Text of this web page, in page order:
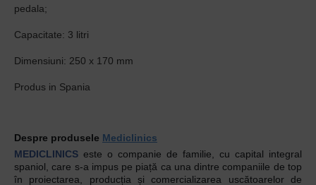
pedala;
Capacitate: 3 litri
Dimensiuni: 250 x 170 mm
Produs in Spania
Despre produsele Mediclinics
MEDICLINICS este o companie de familie, cu capital integral
spaniol, care s-a impus pe piață ca una dintre companiile de top
în proiectarea, producția și comercializarea uscătoarelor de